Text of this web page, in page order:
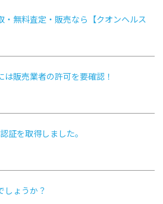
・無料査定・販売なら【クオンヘルス
販売業者の許可を要確認！
証を取得しました。
しょうか？